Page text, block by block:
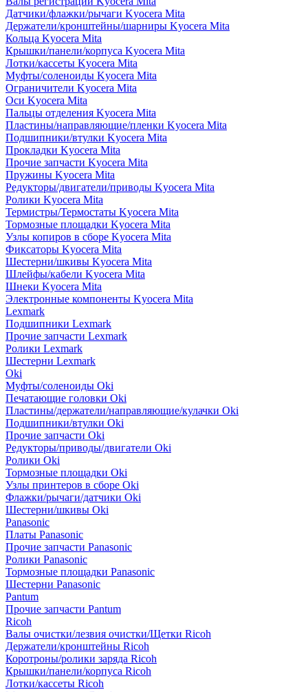
Датчики/флажки/рычаги Kyocera Mita
Держатели/кронштейны/шарниры Kyocera Mita
Кольца Kyocera Mita
Крышки/панели/корпуса Kyocera Mita
Лотки/кассеты Kyocera Mita
Муфты/соленоиды Kyocera Mita
Ограничители Kyocera Mita
Оси Kyocera Mita
Пальцы отделения Kyocera Mita
Пластины/направляющие/пленки Kyocera Mita
Подшипники/втулки Kyocera Mita
Прокладки Kyocera Mita
Прочие запчасти Kyocera Mita
Пружины Kyocera Mita
Редукторы/двигатели/приводы Kyocera Mita
Ролики Kyocera Mita
Термистры/Термостаты Kyocera Mita
Тормозные площадки Kyocera Mita
Узлы копиров в сборе Kyocera Mita
Фиксаторы Kyocera Mita
Шестерни/шкивы Kyocera Mita
Шлейфы/кабели Kyocera Mita
Шнеки Kyocera Mita
Электронные компоненты Kyocera Mita
Lexmark
Подшипники Lexmark
Прочие запчасти Lexmark
Ролики Lexmark
Шестерни Lexmark
Oki
Муфты/соленоиды Oki
Печатающие головки Oki
Пластины/держатели/направляющие/кулачки Oki
Подшипники/втулки Oki
Прочие запчасти Oki
Редукторы/приводы/двигатели Oki
Ролики Oki
Тормозные площадки Oki
Узлы принтеров в сборе Oki
Флажки/рычаги/датчики Oki
Шестерни/шкивы Oki
Panasonic
Платы Panasonic
Прочие запчасти Panasonic
Ролики Panasonic
Тормозные площадки Panasonic
Шестерни Panasonic
Pantum
Прочие запчасти Pantum
Ricoh
Валы очистки/лезвия очистки/Щетки Ricoh
Держатели/кронштейны Ricoh
Коротроны/ролики заряда Ricoh
Крышки/панели/корпуса Ricoh
Лотки/кассеты Ricoh